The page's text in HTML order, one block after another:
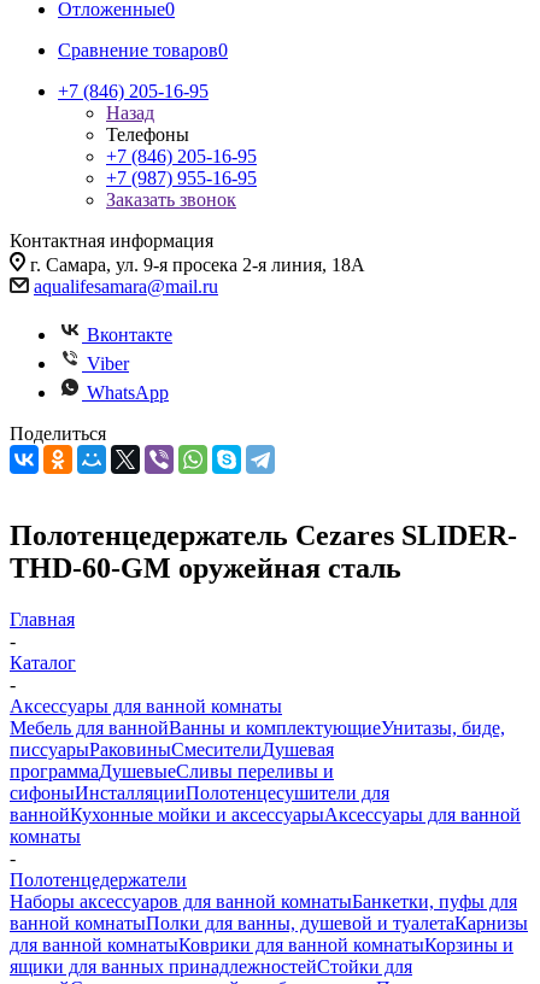
Отложенные0
Сравнение товаров0
+7 (846) 205-16-95
Назад
Телефоны
+7 (846) 205-16-95
+7 (987) 955-16-95
Заказать звонок
Контактная информация
г. Самара, ул. 9-я просека 2-я линия, 18А
aqualifesamara@mail.ru
Вконтакте
Viber
WhatsApp
Поделиться
Полотенцедержатель Cezares SLIDER-
THD-60-GM оружейная сталь
Главная
-
Каталог
-
Аксессуары для ванной комнаты
Мебель для ваннойВанны и комплектующиеУнитазы, биде,
писсуарыРаковиныСмесителиДушевая
программаДушевыеСливы переливы и
сифоныИнсталляцииПолотенцесушители для
ваннойКухонные мойки и аксессуарыАксессуары для ванной
комнаты
-
Полотенцедержатели
Наборы аксессуаров для ванной комнатыБанкетки, пуфы для
ванной комнатыПолки для ванны, душевой и туалетаКарнизы
для ванной комнатыКоврики для ванной комнатыКорзины и
ящики для ванных принадлежностейСтойки для